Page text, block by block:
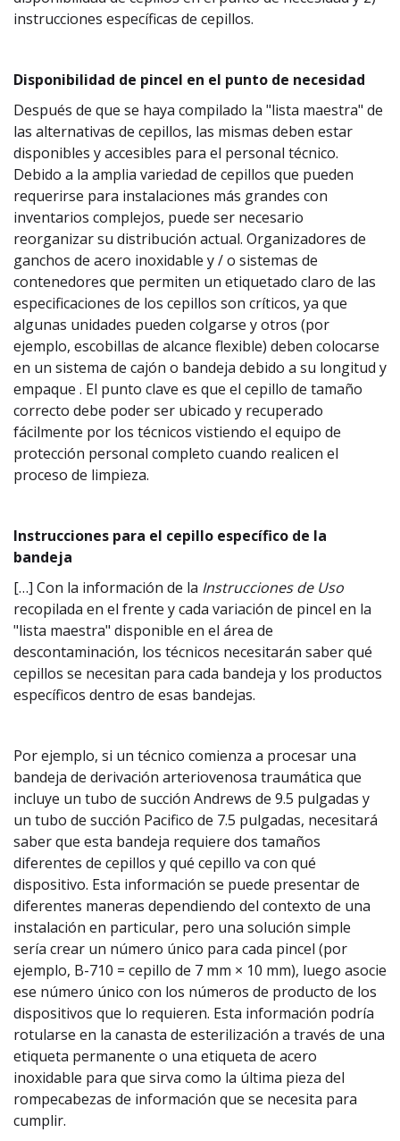
instrucciones específicas de cepillos.
Disponibilidad de pincel en el punto de necesidad
Después de que se haya compilado la "lista maestra" de
las alternativas de cepillos, las mismas deben estar
disponibles y accesibles para el personal técnico.
Debido a la amplia variedad de cepillos que pueden
requerirse para instalaciones más grandes con
inventarios complejos, puede ser necesario
reorganizar su distribución actual. Organizadores de
ganchos de acero inoxidable y / o sistemas de
contenedores que permiten un etiquetado claro de las
especificaciones de los cepillos son críticos, ya que
algunas unidades pueden colgarse y otros (por
ejemplo, escobillas de alcance flexible) deben colocarse
en un sistema de cajón o bandeja debido a su longitud y
empaque . El punto clave es que el cepillo de tamaño
correcto debe poder ser ubicado y recuperado
fácilmente por los técnicos vistiendo el equipo de
protección personal completo cuando realicen el
proceso de limpieza.
Instrucciones para el cepillo específico de la
bandeja
[…] Con la información de la Instrucciones de Uso
recopilada en el frente y cada variación de pincel en la
"lista maestra" disponible en el área de
descontaminación, los técnicos necesitarán saber qué
cepillos se necesitan para cada bandeja y los productos
específicos dentro de esas bandejas.
Por ejemplo, si un técnico comienza a procesar una
bandeja de derivación arteriovenosa traumática que
incluye un tubo de succión Andrews de 9.5 pulgadas y
un tubo de succión Pacifico de 7.5 pulgadas, necesitará
saber que esta bandeja requiere dos tamaños
diferentes de cepillos y qué cepillo va con qué
dispositivo. Esta información se puede presentar de
diferentes maneras dependiendo del contexto de una
instalación en particular, pero una solución simple
sería crear un número único para cada pincel (por
ejemplo, B-710 = cepillo de 7 mm × 10 mm), luego asocie
ese número único con los números de producto de los
dispositivos que lo requieren. Esta información podría
rotularse en la canasta de esterilización a través de una
etiqueta permanente o una etiqueta de acero
inoxidable para que sirva como la última pieza del
rompecabezas de información que se necesita para
cumplir.